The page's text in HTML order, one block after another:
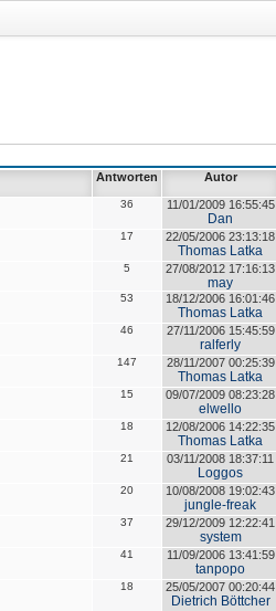
Antworten Autor
36 11/01/2009 16:55:45
Dan
17 22/05/2006 23:13:18
Thomas Latka
5 27/08/2012 17:16:13
may
53 18/12/2006 16:01:46
Thomas Latka
46 27/11/2006 15:45:59
ralferly
147 28/11/2007 00:25:39
Thomas Latka
15 09/07/2009 08:23:28
elwello
18 12/08/2006 14:22:35
Thomas Latka
21 03/11/2008 18:37:11
Loggos
20 10/08/2008 19:02:43
jungle-freak
37 29/12/2009 12:22:41
system
41 11/09/2006 13:41:59
tanpopo
18 25/05/2007 00:20:44
Dietrich Böttcher